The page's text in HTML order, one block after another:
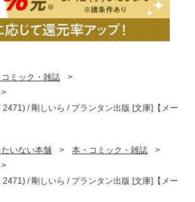
ミック・雑誌
>
>
2471) / 剛しいら / プランタン出版 [文庫]【メー
たいない本舗 > 本・コミック・雑誌
>
>
2471) / 剛しいら / プランタン出版 [文庫]【メー